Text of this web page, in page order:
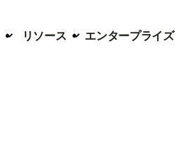
リソース エンタープライズ